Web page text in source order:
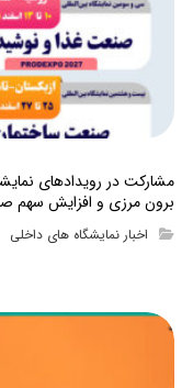
مشارکت در رویدادهای
برون مرزی و افزایش سهم
اخبار نمایشگاه های داخلی